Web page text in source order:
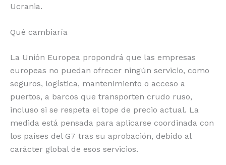
Ucrania.
Qué cambiaría
La Unión Europea propondrá que las empresas
europeas no puedan ofrecer ningún servicio, como
seguros, logística, mantenimiento o acceso a
puertos, a barcos que transporten crudo ruso,
incluso si se respeta el tope de precio actual. La
medida está pensada para aplicarse coordinada con
los países del G7 tras su aprobación, debido al
carácter global de esos servicios.